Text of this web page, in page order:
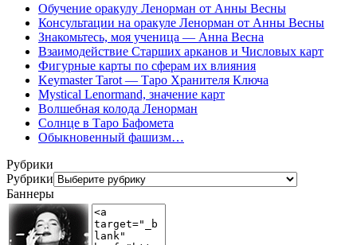
Обучение оракулу Ленорман от Анны Весны
Консультации на оракуле Ленорман от Анны Весны
Знакомьтесь, моя ученица — Анна Весна
Взаимодействие Старших арканов и Числовых карт
Фигурные карты по сферам их влияния
Keymaster Tarot — Таро Хранителя Ключа
Mystical Lenormand, значение карт
Волшебная колода Ленорман
Солнце в Таро Бафомета
Обыкновенный фашизм…
Рубрики
Рубрики
Баннеры